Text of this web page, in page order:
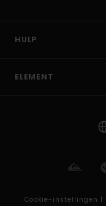
HULP
ELEMENT
Cookie-instellingen |